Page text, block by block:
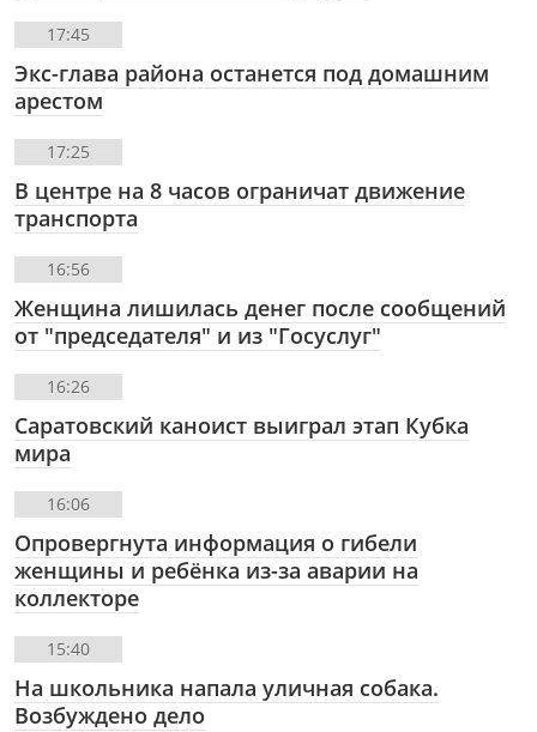
17:45
Экс-глава района останется под домашним
арестом
17:25
В центре на 8 часов ограничат движение
транспорта
16:56
Женщина лишилась денег после сообщений
от "председателя" и из "Госуслуг"
16:26
Саратовский каноист выиграл этап Кубка
мира
16:06
Опровергнута информация о гибели
женщины и ребёнка из-за аварии на
коллекторе
15:40
На школьника напала уличная собака.
Возбуждено дело